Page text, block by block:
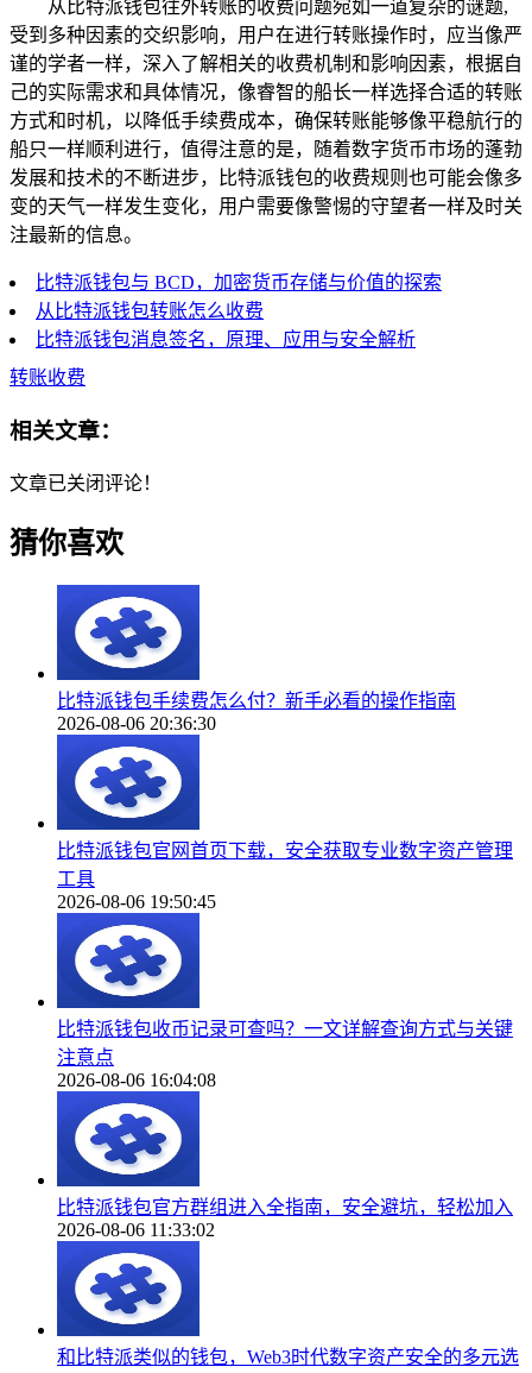
从比特派钱包往外转账的收费问题宛如一道复杂的谜题,
受到多种因素的交织影响，用户在进行转账操作时，应当像严
谨的学者一样，深入了解相关的收费机制和影响因素，根据自
己的实际需求和具体情况，像睿智的船长一样选择合适的转账
方式和时机，以降低手续费成本，确保转账能够像平稳航行的
船只一样顺利进行，值得注意的是，随着数字货币市场的蓬勃
发展和技术的不断进步，比特派钱包的收费规则也可能会像多
变的天气一样发生变化，用户需要像警惕的守望者一样及时关
注最新的信息。
比特派钱包与 BCD，加密货币存储与价值的探索
从比特派钱包转账怎么收费
比特派钱包消息签名，原理、应用与安全解析
转账收费
相关文章：
文章已关闭评论！
猜你喜欢
比特派钱包手续费怎么付？新手必看的操作指南
2026-08-06 20:36:30
比特派钱包官网首页下载，安全获取专业数字资产管理
工具
2026-08-06 19:50:45
比特派钱包收币记录可查吗？一文详解查询方式与关键
注意点
2026-08-06 16:04:08
比特派钱包官方群组进入全指南，安全避坑，轻松加入
2026-08-06 11:33:02
和比特派类似的钱包，Web3时代数字资产安全的多元选